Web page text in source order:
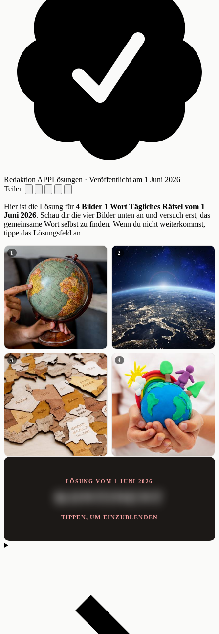
Redaktion APPLösungen · Veröffentlicht am 1 Juni 2026
Teilen
Hier ist die Lösung für4 Bilder 1 Wort Tägliches Rätsel vom 1
Juni 2026. Schau dir die vier Bilder unten an und versuch erst, das
gemeinsame Wort selbst zu finden. Wenn du nicht weiterkommst,
tippe das Lösungsfeld an.
1 2
3 4
LÖSUNG VOM 1 JUNI 2026
KONTINENT
TIPPEN, UM EINZUBLENDEN